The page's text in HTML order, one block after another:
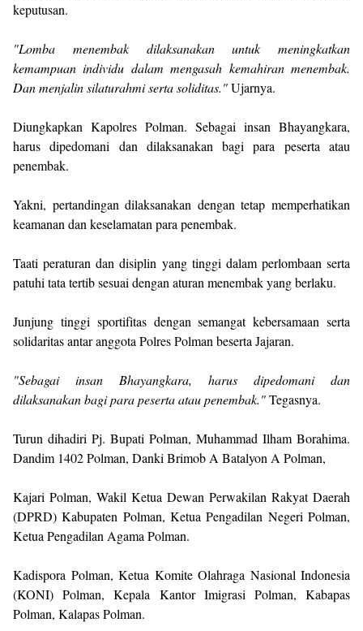
keputusan.
"Lomba menembak dilaksanakan untuk meningkatkan
kemampuan individu dalam mengasah kemahiran menembak.
Dan menjalin silaturahmi serta soliditas."Ujarnya.
Diungkapkan Kapolres Polman. Sebagai insan Bhayangkara,
harus dipedomani dan dilaksanakan bagi para peserta atau
penembak.
Yakni, pertandingan dilaksanakan dengan tetap memperhatikan
keamanan dan keselamatan para penembak.
Taati peraturan dan disiplin yang tinggi dalam perlombaan serta
patuhi tata tertib sesuai dengan aturan menembak yang berlaku.
Junjung tinggi sportifitas dengan semangat kebersamaan serta
solidaritas antar anggota Polres Polman beserta Jajaran.
"Sebagai insan Bhayangkara, harus dipedomani dan
dilaksanakan bagi para peserta atau penembak."Tegasnya.
Turun dihadiri Pj. Bupati Polman, Muhammad Ilham Borahima.
Dandim 1402 Polman, Danki Brimob A Batalyon A Polman,
Kajari Polman, Wakil Ketua Dewan Perwakilan Rakyat Daerah
(DPRD) Kabupaten Polman, Ketua Pengadilan Negeri Polman,
Ketua Pengadilan Agama Polman.
Kadispora Polman, Ketua Komite Olahraga Nasional Indonesia
(KONI) Polman, Kepala Kantor Imigrasi Polman, Kabapas
Polman, Kalapas Polman.